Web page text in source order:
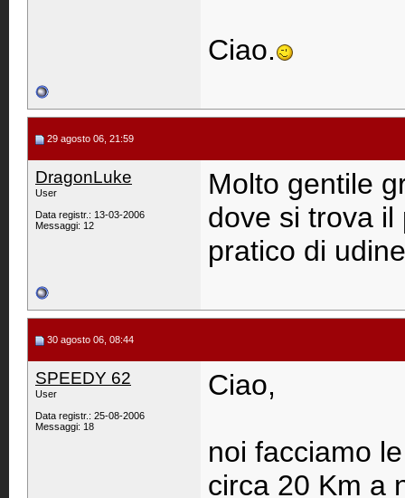
Ciao.
29 agosto 06, 21:59
DragonLuke
User
Data registr.: 13-03-2006
Messaggi: 12
Molto gentile
dove si trova
pratico di
30 agosto 06, 08:44
SPEEDY 62
User
Data registr.: 25-08-2006
Messaggi: 18
Ciao,
noi facciamo
circa 20 Km a